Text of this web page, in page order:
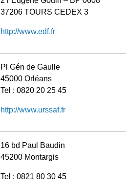
37206 TOURS CEDEX 3
http://www.edf.fr
Pl Gén de Gaulle
45000 Orléans
Tel : 0820 20 25 45
http://www.urssaf.fr
16 bd Paul Baudin
45200 Montargis
Tel : 0821 80 30 45